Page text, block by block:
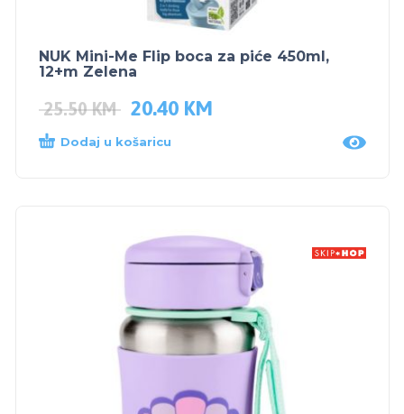
NUK Mini-Me Flip boca za piće 450ml,
12+m Zelena
25.50KM 20.40 KM
Dodaj u košaricu